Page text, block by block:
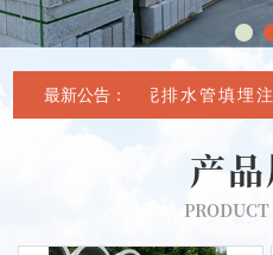
最新公告：
重庆冬季水泥排水管填埋注
产